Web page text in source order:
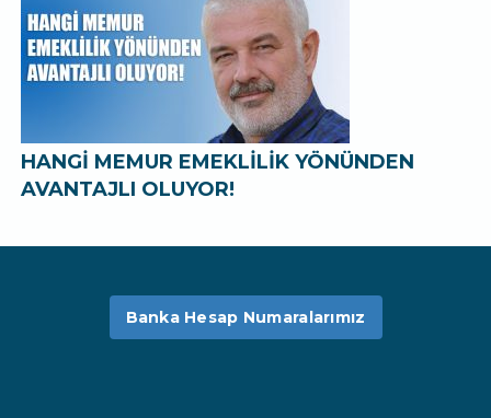
HANGİ MEMUR EMEKLİLİK YÖNÜNDEN
AVANTAJLI OLUYOR!
Banka Hesap Numaralarımız